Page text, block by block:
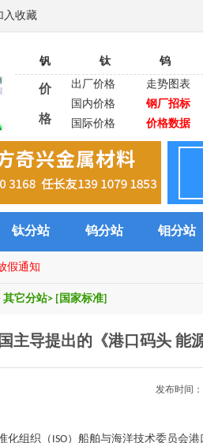
入收藏
钒 钛 钨
价
格
出厂价格
走势图表
国内价格
钢厂招标
国际价格
价格数据
钛分站 钨分站 钼分站
假通知
其它分站> [国家标准]
主导提出的《港口码头 能
发布时间
化组织（ISO）船舶与海洋技术委员会